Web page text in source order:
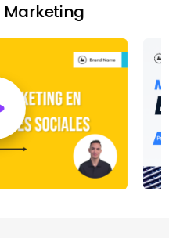
Marketing